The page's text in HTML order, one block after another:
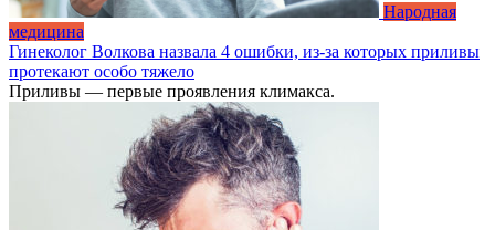
Народная
медицина
Гинеколог Волкова назвала 4 ошибки, из-за которых приливы
протекают особо тяжело
Приливы — первые проявления климакса.